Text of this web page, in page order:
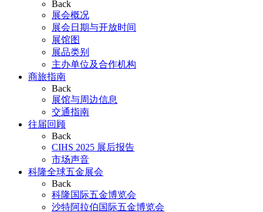
Back
展会概况
展会日期与开放时间
展馆图
展品类别
主办单位及合作机构
商旅指南
Back
展馆与周边信息
交通指南
往届回顾
Back
CIHS 2025 展后报告
市场声音
科隆全球五金展会
Back
科隆国际五金博览会
沙特阿拉伯国际五金博览会